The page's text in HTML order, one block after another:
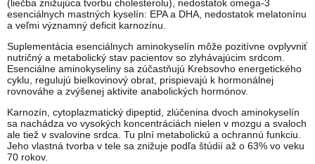
(liečba znižujúca tvorbu cholesterolu), nedostatok omega-3
esenciálnych mastných kyselín: EPA a DHA, nedostatok melatonínu
a veľmi významný deficit karnozínu.
Suplementácia esenciálnych aminokyselín môže pozitívne ovplyvniť
nutričný a metabolický stav pacientov so zlyhávajúcim srdcom.
Esenciálne aminokyseliny sa zúčastňujú Krebsovho energetického
cyklu, regulujú bielkovinový obrat, prispievajú k hormonálnej
rovnováhe a zvýšenej aktivite anabolických hormónov.
Karnozín, cytoplazmatický dipeptid, zlúčenina dvoch aminokyselín
sa nachádza vo vysokých koncentráciách nielen v mozgu a svaloch
ale tiež v svalovine srdca. Tu plní metabolickú a ochrannú funkciu.
Jeho vlastná tvorba v tele sa znižuje podľa štúdií až o 63% vo veku
70 rokov.